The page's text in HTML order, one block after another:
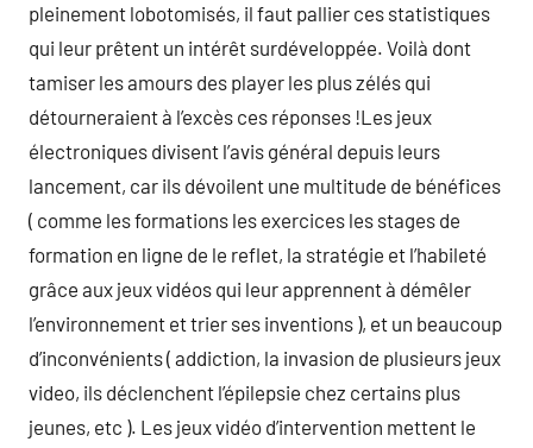
pleinement lobotomisés, il faut pallier ces statistiques
qui leur prêtent un intérêt surdéveloppée. Voilà dont
tamiser les amours des player les plus zélés qui
détourneraient à l’excès ces réponses !Les jeux
électroniques divisent l’avis général depuis leurs
lancement, car ils dévoilent une multitude de bénéfices
( comme les formations les exercices les stages de
formation en ligne de le reflet, la stratégie et l’habileté
grâce aux jeux vidéos qui leur apprennent à démêler
l’environnement et trier ses inventions ), et un beaucoup
d’inconvénients ( addiction, la invasion de plusieurs jeux
video, ils déclenchent l’épilepsie chez certains plus
jeunes, etc ). Les jeux vidéo d’intervention mettent le